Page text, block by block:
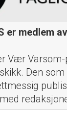
er medlem
Vær
Den
Utvalg